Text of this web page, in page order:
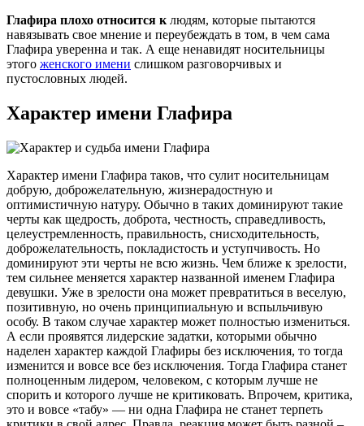
Глафира плохо относится к людям, которые пытаются
навязывать свое мнение и переубеждать в том, в чем сама
Глафира уверенна и так. А еще ненавидят носительницы
этого женского имени слишком разговорчивых и
пустословных людей.
Характер имени Глафира
Характер имени Глафира таков, что сулит носительницам
добрую, доброжелательную, жизнерадостную и
оптимистичную натуру. Обычно в таких доминируют такие
черты как щедрость, доброта, честность, справедливость,
целеустремленность, правильность, снисходительность,
доброжелательность, покладистость и уступчивость. Но
доминируют эти черты не всю жизнь. Чем ближе к зрелости,
тем сильнее меняется характер названной именем Глафира
девушки. Уже в зрелости она может превратиться в веселую,
позитивную, но очень принципиальную и вспыльчивую
особу. В таком случае характер может полностью измениться.
А если проявятся лидерские задатки, которыми обычно
наделен характер каждой Глафиры без исключения, то тогда
изменится и вовсе все без исключения. Тогда Глафира станет
полноценным лидером, человеком, с которым лучше не
спорить и которого лучше не критиковать. Впрочем, критика,
это и вовсе «табу» — ни одна Глафира не станет терпеть